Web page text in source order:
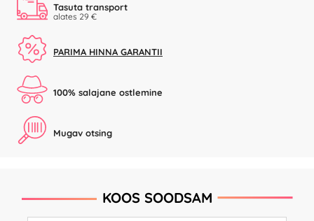
Tasuta transport
alates 29 €
PARIMA HINNA GARANTII
100% salajane ostlemine
Mugav otsing
KOOS SOODSAM